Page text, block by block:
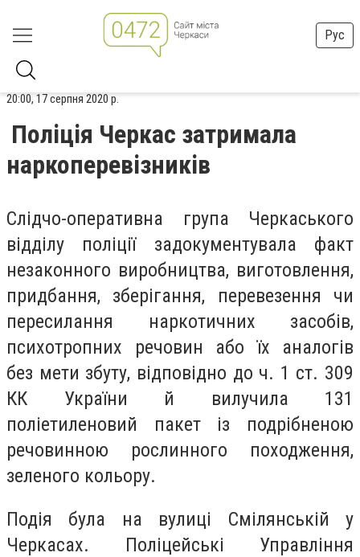
Рус
20:00, 17 серпня 2020 р.
Поліція Черкас затримала
наркоперевізників
Слідчо-оперативна група Черкаського
відділу поліції задокументувала факт
незаконного виробництва, виготовлення,
придбання, зберігання, перевезення чи
пересилання наркотичних засобів,
психотропних речовин або їх аналогів
без мети збуту, відповідно до ч. 1 ст. 309
КК України й вилучила 131
поліетиленовий пакет із подрібненою
речовинною рослинного походження,
зеленого кольору.
Подія була на вулиці Смілянській у
Черкасах. Поліцейські Управління